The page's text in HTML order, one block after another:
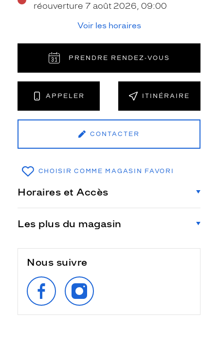
réouverture 7 août 2026, 09:00
Voir les horaires
PRENDRE RENDEZ‑VOUS
APPELER ITINÉRAIRE
CONTACTER
CHOISIR COMME MAGASIN FAVORI
Horaires et Accès
Les plus du magasin
Nous suivre
SUIVEZ‑NOUS
SUR
FACEBOOK
SUIVEZ‑NOUS
SUR
INSTAGRAM